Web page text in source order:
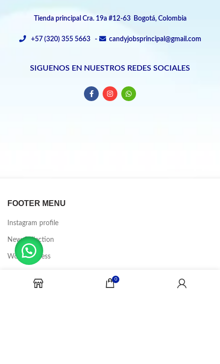
Tienda principal Cra. 19a #12-63 Bogotá, Colombia
+57 (320) 355 5663 - candyjobsprincipal@gmail.com
SIGUENOS EN NUESTROS REDES SOCIALES
FOOTER MENU
Instagram profile
New Collection
Woman Dress
Latest News
0